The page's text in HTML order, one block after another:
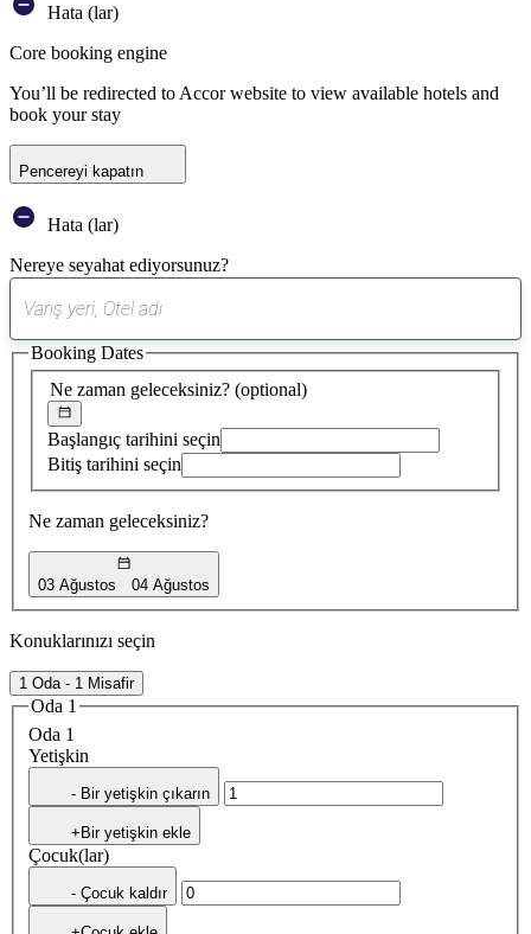
Hata (lar)
Core booking engine
You’ll be redirected to Accor website to view available hotels and
book your stay
Pencereyi kapatın
Hata (lar)
Nereye seyahat ediyorsunuz?
öneri
bulundu
Ne zaman geleceksiniz? (optional)
Başlangıç tarihini seçin
Bitiş tarihini seçin
Ne zaman geleceksiniz?
03 Ağustos 04 Ağustos
Booking Dates
Konuklarınızı seçin
1 Oda - 1 Misafir
Oda 1
Oda 1
Yetişkin
- Bir yetişkin çıkarın
+Bir yetişkin ekle
Çocuk(lar)
- Çocuk kaldır